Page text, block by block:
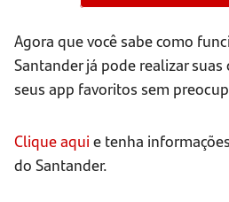
Agora que você sabe como
Santander já pode realizar
seus app favoritos sem
Clique aqui e tenha
do Santander.